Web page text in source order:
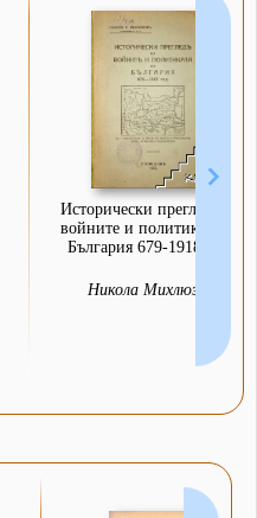
Исторически прегледъ на
войните и политиката на
България 679-1918 год.
Никола Михлюзов